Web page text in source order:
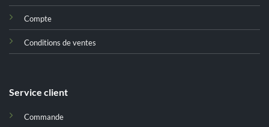
Compte
Conditions de ventes
Service client
Commande